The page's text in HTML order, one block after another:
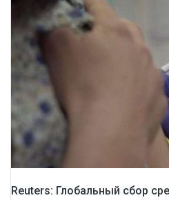
Reuters: Глобальный сбор